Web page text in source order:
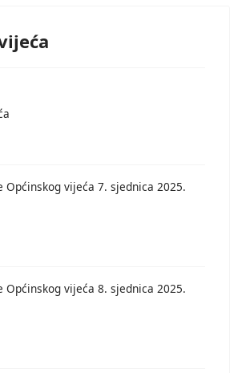
Općinskog vijeća 7. sjednica 2025.
Općinskog vijeća 8. sjednica 2025.